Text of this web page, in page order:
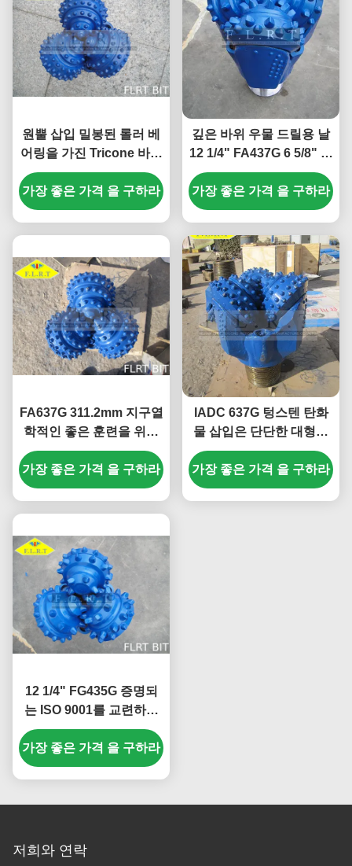
원뿔 삽입 밀봉된 롤러 베
어링을 가진 Tricone 바위
조금 IADC 635 파랑 색깔
가장 좋은 가격 을 구하라
깊은 바위 우물 드릴용 날
12 1/4" FA437G 6 5/8" 석
유 훈련을 위한 API REG
PIN
가장 좋은 가격 을 구하라
FA637G 311.2mm 지구열
학적인 좋은 훈련을 위한
Tricone 바위 조금/바위
롤러 조금
가장 좋은 가격 을 구하라
IADC 637G 텅스텐 탄화
물 삽입은 단단한 대형을
위한 광업 공구 부속을 물
었습니다
가장 좋은 가격 을 구하라
12 1/4" FG435G 증명되
는 ISO 9001를 교련하는
우물을 위한 Tricone 바위
조금 311.2mm
가장 좋은 가격 을 구하라
저희와 연락